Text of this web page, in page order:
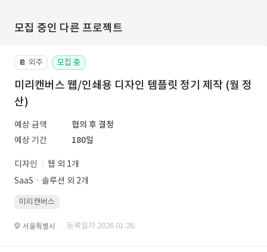
모집 중인 다른 프로젝트
📔 외주 모집 중
미리캔버스 웹/인쇄용 디자인 템플릿 정기 제작 (월 정
산)
예상 금액
협의 후 결정
예상 기간
180일
디자인
웹 외 1개
SaaSㆍ솔루션 외 2개
미리캔버스
서울특별시 · 등록일자 2026.01.26.